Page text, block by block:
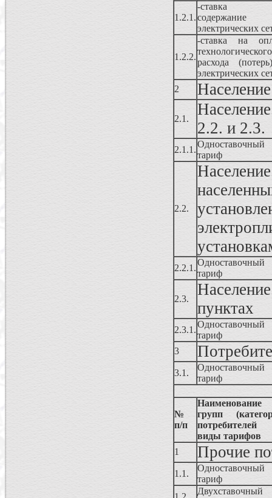
1.2.1.
-ставка
содержание
электрических
1.2.2.
-ставка на
технологического
расхода
электрических
2
Население
2.1.
2.2. и 2.3.
2.1.1.
Одноставочный
тариф
2.2.
2.2.1.
Одноставочный
тариф
2.3.
пунктах
2.3.1.
Одноставочный
тариф
3
3.1.
Одноставочный
тариф
№
п/п
Наименование
групп
виды тарифов
1
Прочие
1.1.
Одноставочный
тариф
Двухставочный